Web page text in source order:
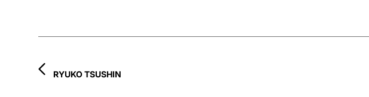
RYUKO TSUSHIN